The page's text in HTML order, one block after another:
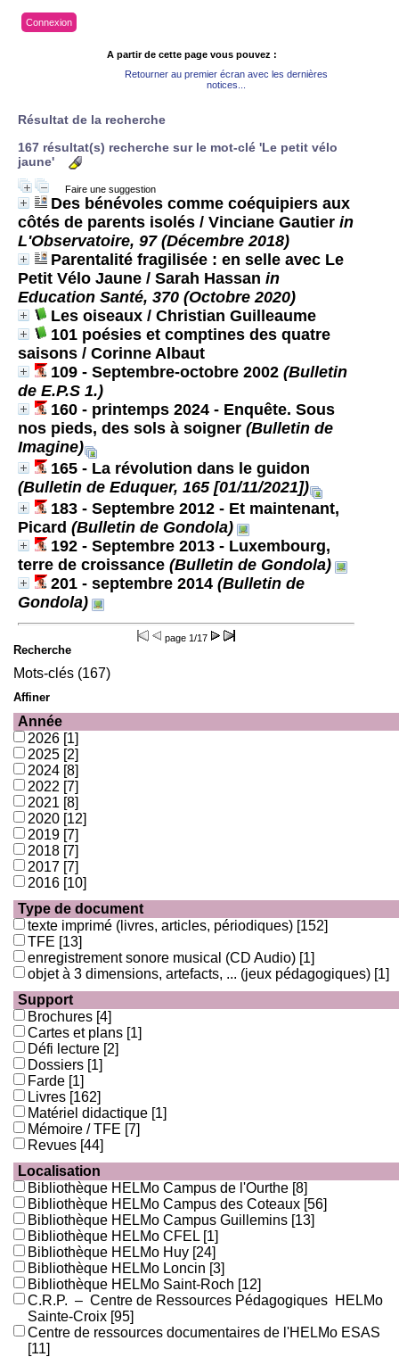
Connexion
A partir de cette page vous pouvez :
Retourner au premier écran avec les dernières
notices...
Résultat de la recherche
167 résultat(s) recherche sur le mot-clé 'Le petit vélo
jaune'
Faire une suggestion
Des bénévoles comme coéquipiers aux
côtés de parents isolés / Vinciane Gautier in
L'Observatoire, 97 (Décembre 2018)
Parentalité fragilisée : en selle avec Le
Petit Vélo Jaune / Sarah Hassan in
Education Santé, 370 (Octobre 2020)
Les oiseaux / Christian Guilleaume
101 poésies et comptines des quatre
saisons / Corinne Albaut
109 - Septembre-octobre 2002 (Bulletin
de E.P.S 1.)
160 - printemps 2024 - Enquête. Sous
nos pieds, des sols à soigner (Bulletin de
Imagine)
165 - La révolution dans le guidon
(Bulletin de Eduquer, 165 [01/11/2021])
183 - Septembre 2012 - Et maintenant,
Picard (Bulletin de Gondola)
192 - Septembre 2013 - Luxembourg,
terre de croissance (Bulletin de Gondola)
201 - septembre 2014 (Bulletin de
Gondola)
page 1/17
Recherche
Mots-clés (167)
Affiner
Année
2026 [1]
2025 [2]
2024 [8]
2022 [7]
2021 [8]
2020 [12]
2019 [7]
2018 [7]
2017 [7]
2016 [10]
Type de document
texte imprimé (livres, articles, périodiques) [152]
TFE [13]
enregistrement sonore musical (CD Audio) [1]
objet à 3 dimensions, artefacts, ... (jeux pédagogiques) [1]
Support
Brochures [4]
Cartes et plans [1]
Défi lecture [2]
Dossiers [1]
Farde [1]
Livres [162]
Matériel didactique [1]
Mémoire / TFE [7]
Revues [44]
Localisation
Bibliothèque HELMo Campus de l'Ourthe [8]
Bibliothèque HELMo Campus des Coteaux [56]
Bibliothèque HELMo Campus Guillemins [13]
Bibliothèque HELMo CFEL [1]
Bibliothèque HELMo Huy [24]
Bibliothèque HELMo Loncin [3]
Bibliothèque HELMo Saint-Roch [12]
C.R.P. – Centre de Ressources Pédagogiques HELMo
Sainte-Croix [95]
Centre de ressources documentaires de l'HELMo ESAS
[11]